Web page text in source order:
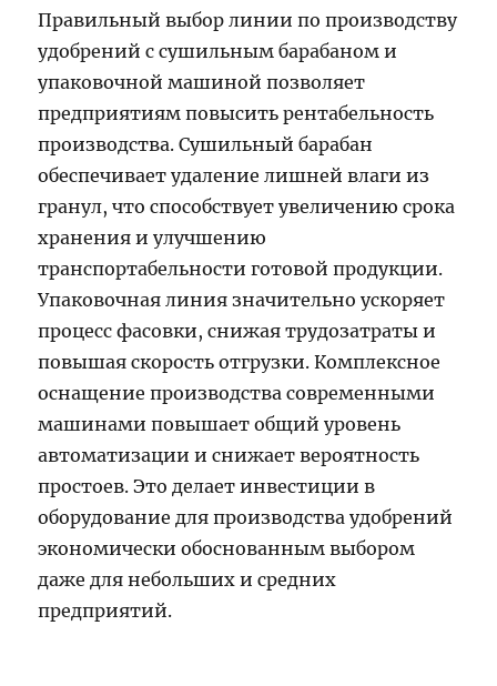
Правильный выбор линии по производству
удобрений с сушильным барабаном и
упаковочной машиной позволяет
предприятиям повысить рентабельность
производства. Сушильный барабан
обеспечивает удаление лишней влаги из
гранул, что способствует увеличению срока
хранения и улучшению
транспортабельности готовой продукции.
Упаковочная линия значительно ускоряет
процесс фасовки, снижая трудозатраты и
повышая скорость отгрузки. Комплексное
оснащение производства современными
машинами повышает общий уровень
автоматизации и снижает вероятность
простоев. Это делает инвестиции в
оборудование для производства удобрений
экономически обоснованным выбором
даже для небольших и средних
предприятий.